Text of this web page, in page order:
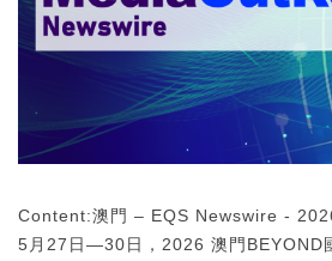
Content:澳門 – EQS Newswire -
5月27日—30日，2026 澳門BEYOND